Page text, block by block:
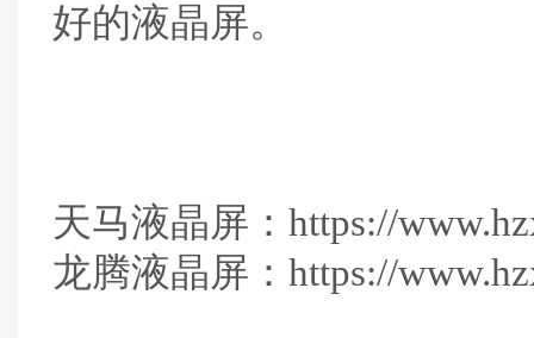
好的液晶屏。
天马液晶屏：https://
龙腾液晶屏：https://